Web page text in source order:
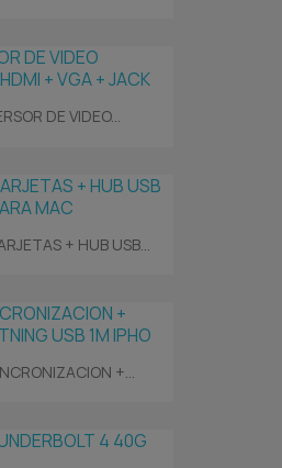
DE VIDEO...
+ HUB USB...
+...